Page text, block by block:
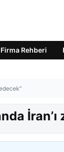
Firma Rehberi
İran’ı